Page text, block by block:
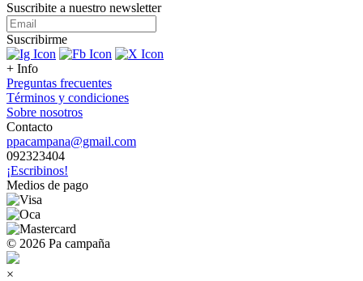
Suscribite a nuestro newsletter
Suscribirme
+ Info
Preguntas frecuentes
Términos y condiciones
Sobre nosotros
Contacto
ppacampana@gmail.com
092323404
¡Escribinos!
Medios de pago
© 2026 Pa campaña
×